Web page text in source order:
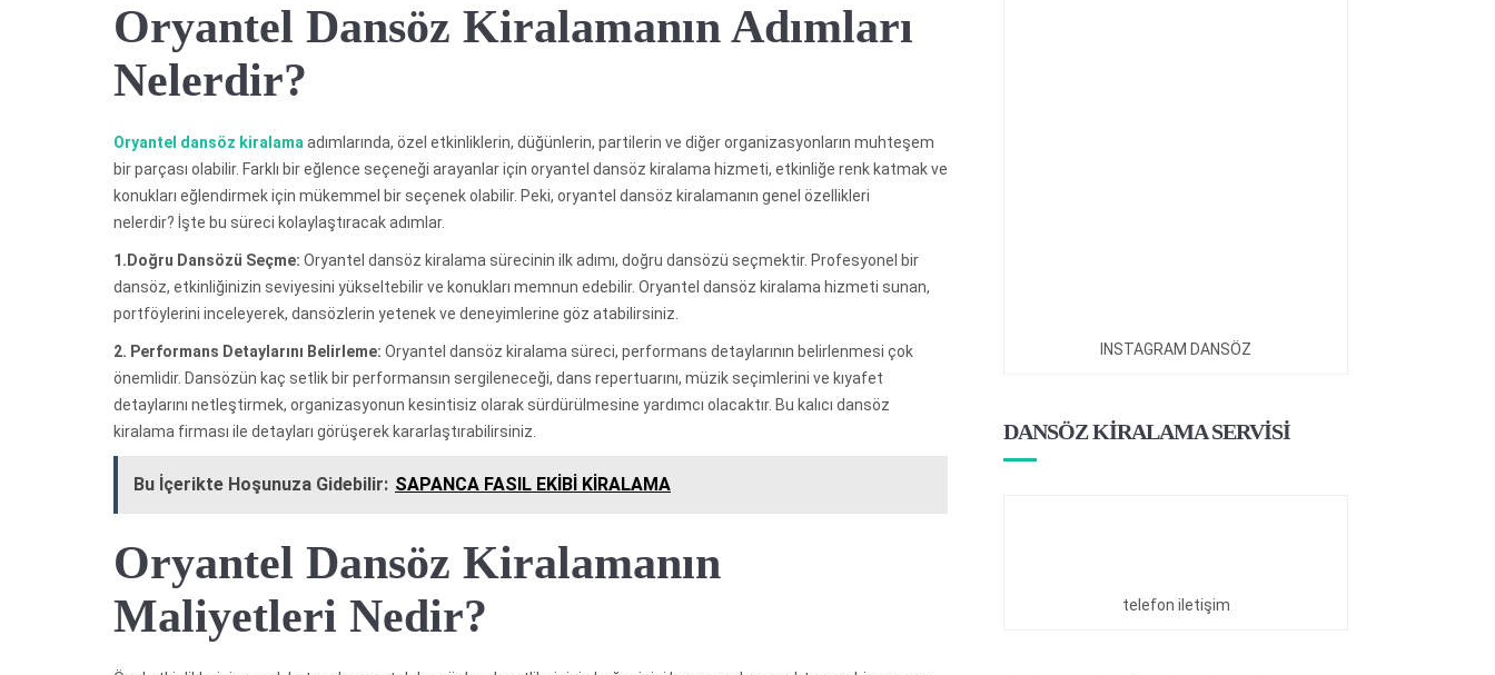
Oryantel Dansöz Kiralamanın Adımları
Nelerdir?
Oryantel dansöz kiralamaadımlarında, özel etkinliklerin, düğünlerin, partilerin ve diğer organizasyonların muhteşem
bir parçası olabilir. Farklı bir eğlence seçeneği arayanlar için oryantel dansöz kiralama hizmeti, etkinliğe renk katmak ve
konukları eğlendirmek için mükemmel bir seçenek olabilir. Peki, oryantel dansöz kiralamanın genel özellikleri
nelerdir? İşte bu süreci kolaylaştıracak adımlar.
1.Doğru Dansözü Seçme: Oryantel dansöz kiralama sürecinin ilk adımı, doğru dansözü seçmektir. Profesyonel bir
dansöz, etkinliğinizin seviyesini yükseltebilir ve konukları memnun edebilir. Oryantel dansöz kiralama hizmeti sunan,
portföylerini inceleyerek, dansözlerin yetenek ve deneyimlerine göz atabilirsiniz.
2. Performans Detaylarını Belirleme: Oryantel dansöz kiralama süreci, performans detaylarının belirlenmesi çok
önemlidir. Dansözün kaç setlik bir performansın sergileneceği, dans repertuarını, müzik seçimlerini ve kıyafet
detaylarını netleştirmek, organizasyonun kesintisiz olarak sürdürülmesine yardımcı olacaktır. Bu kalıcı dansöz
kiralama firması ile detayları görüşerek kararlaştırabilirsiniz.
Bu İçerikte Hoşunuza Gidebilir: SAPANCA FASIL EKİBİ KİRALAMA
Oryantel Dansöz Kiralamanın
Maliyetleri Nedir?
INSTAGRAM DANSÖZ
DANSÖZ KİRALAMA SERVİSİ
telefon iletişim